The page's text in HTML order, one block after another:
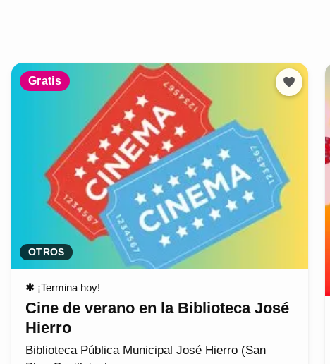
Gratis
OTROS
✱ ¡Termina hoy!
Cine de verano en la Biblioteca José
Hierro
Biblioteca Pública Municipal José Hierro (San